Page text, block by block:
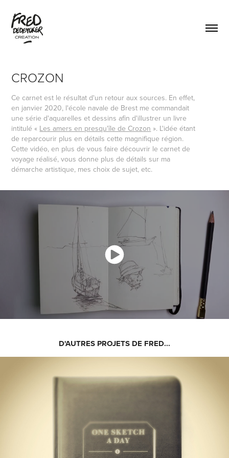
CROZON
Ce carnet est le résultat d'un retour aux sources. En effet,
en janvier 2020, l'école navale de Brest me commandait
une série d'aquarelles et dessins afin d'illustrer un livre
intitulé « Les amers en presqu'île de Crozon ». L'idée étant
de reparcourir plus en détails cette magnifique région.
Cette vidéo, en plus de vous faire découvrir le carnet de
voyage réalisé, vous donne plus de détails sur ma
démarche artistique, mes choix de sujet, etc.
D'AUTRES PROJETS DE FRED...